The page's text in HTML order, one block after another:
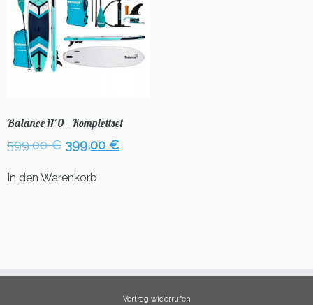
Balance 11´0 – Komplettset
599,00€ Ursprünglicher
war:
399,00 €Aktueller
In den Warenkorb
Vertrag widerrufen